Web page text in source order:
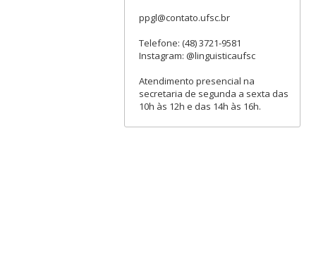
ppgl@contato.ufsc.br
Telefone: (48) 3721-9581
Instagram: @linguisticaufsc
Atendimento presencial na
secretaria de segunda a sexta das
10h às 12h e das 14h às 16h.